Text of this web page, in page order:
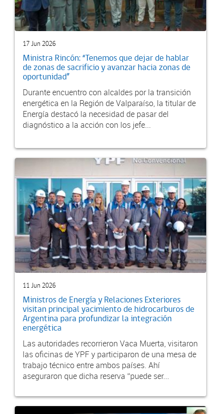
17 Jun 2026
Ministra Rincón: “Tenemos que dejar de hablar
de zonas de sacrificio y avanzar hacia zonas de
oportunidad”
Durante encuentro con alcaldes por la transición
energética en la Región de Valparaíso, la titular de
Energía destacó la necesidad de pasar del
diagnóstico a la acción con los jefe...
11 Jun 2026
Ministros de Energía y Relaciones Exteriores
visitan principal yacimiento de hidrocarburos de
Argentina para profundizar la integración
energética
Las autoridades recorrieron Vaca Muerta, visitaron
las oficinas de YPF y participaron de una mesa de
trabajo técnico entre ambos países. Ahí
aseguraron que dicha reserva “puede ser...